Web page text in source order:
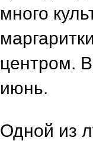
много
центром.
июнь.
Одной из